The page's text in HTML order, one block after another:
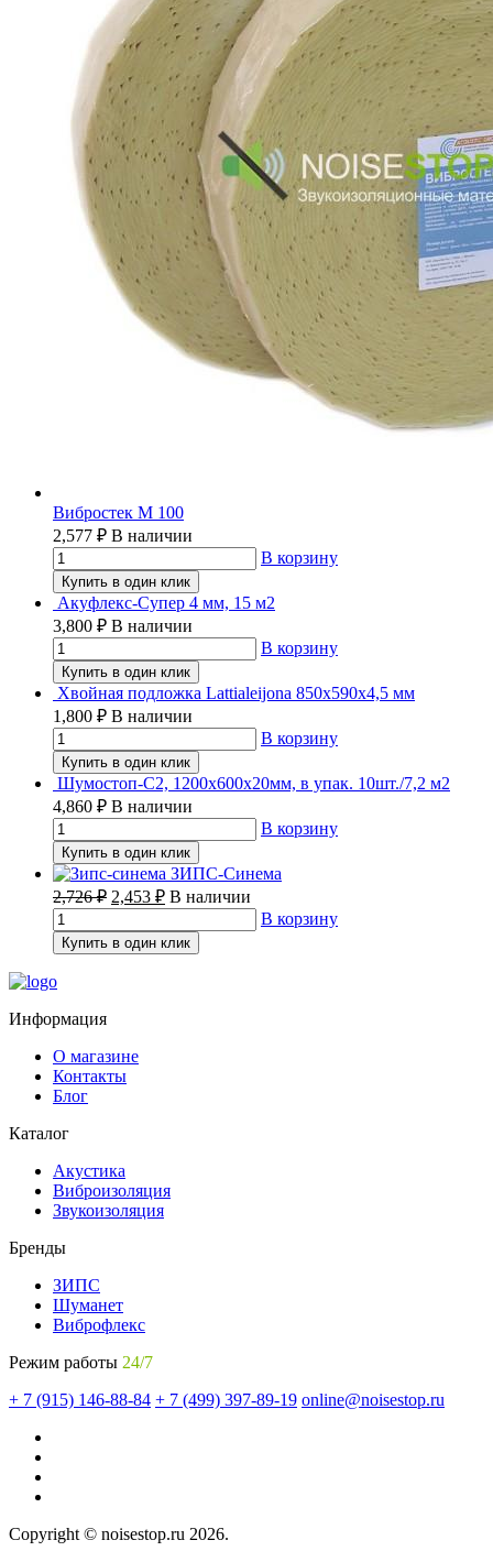
Вибростек М 100
2,577 ₽ В наличии
В корзину
Купить в один клик
Акуфлекс-Супер 4 мм, 15 м2
3,800 ₽ В наличии
В корзину
Купить в один клик
Хвойная подложка Lattialeijona 850х590х4,5 мм
1,800 ₽ В наличии
В корзину
Купить в один клик
Шумостоп-С2, 1200х600х20мм, в упак. 10шт./7,2 м2
4,860 ₽ В наличии
В корзину
Купить в один клик
ЗИПС-Синема
2,726₽ 2,453 ₽ В наличии
В корзину
Купить в один клик
Информация
О магазине
Контакты
Блог
Каталог
Акустика
Виброизоляция
Звукоизоляция
Бренды
ЗИПС
Шуманет
Виброфлекс
Режим работы 24/7
+ 7 (915) 146-88-84 + 7 (499) 397-89-19 online@noisestop.ru
Copyright © noisestop.ru 2026.